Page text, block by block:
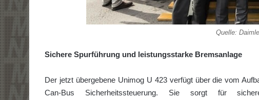
Quelle:
Sichere Spurführung und leistungsstarke Bremsanlage
Der jetzt übergebene Unimog U 423 verfügt über die vom
Can-Bus Sicherheitssteuerung. Sie sorgt für